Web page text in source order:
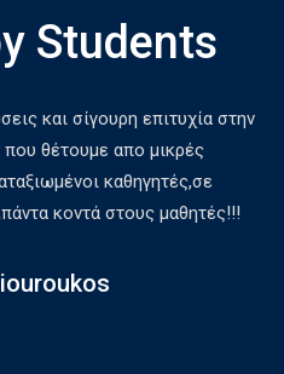
Students
και σίγουρη επιτυχία στην
θέτουμε απο μικρές
καθηγητές,σε
κοντά στους μαθητές!!!